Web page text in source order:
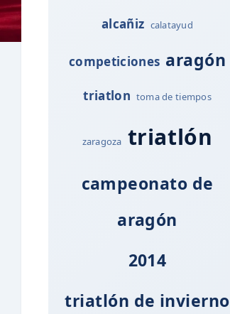
alcañiz calatayud
competiciones aragón
triatlon toma de tiempos
zaragoza triatlón
campeonato de
aragón
2014
triatlón de invierno